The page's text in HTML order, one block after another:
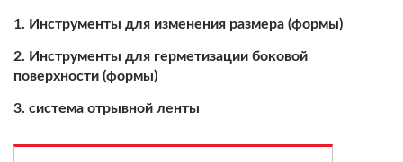
Инструменты для изменения размера (формы)
Инструменты для герметизации боковой
поверхности (формы)
система отрывной ленты